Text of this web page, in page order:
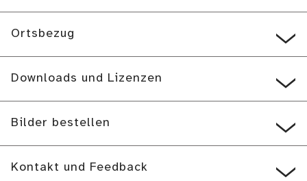
Ortsbezug
Downloads und Lizenzen
Bilder bestellen
Kontakt und Feedback